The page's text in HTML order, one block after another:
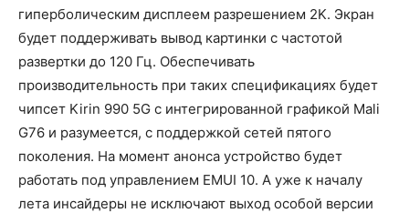
гиперболическим дисплеем разрешением 2K. Экран
будет поддерживать вывод картинки с частотой
развертки до 120 Гц. Обеспечивать
производительность при таких спецификациях будет
чипсет Kirin 990 5G с интегрированной графикой Mali
G76 и разумеется, с поддержкой сетей пятого
поколения. На момент анонса устройство будет
работать под управлением EMUI 10. А уже к началу
лета инсайдеры не исключают выход особой версии